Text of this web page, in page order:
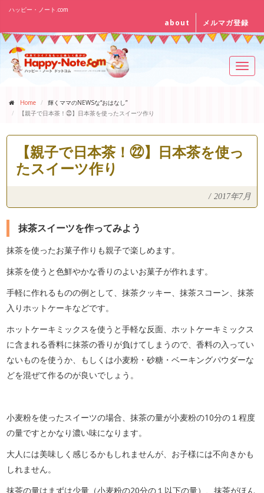
ハッピー・ノート.com
about メルマガ登録
Home
輝くママのNEWSな“おはなし”
【親子で日本茶！㉒】日本茶を使ったスイーツ作り
【親子で日本茶！㉒】日本茶を使っ
たスイーツ作り
/ 2017年7月
抹茶スイーツを作ってみよう
抹茶を使ったお菓子作りも親子で楽しめます。
抹茶を使うと色鮮やかな香りのよいお菓子が作れます。
手軽に作れるものの例として、抹茶クッキー、抹茶スコーン、抹茶
入りホットケーキなどです。
ホットケーキミックスを使うと手軽な反面、ホットケーキミックス
に含まれる香料に抹茶の香りが負けてしまうので、香料の入ってい
ないものを使うか、もしくは小麦粉・砂糖・ベーキングパウダーな
どを混ぜて作るのが良いでしょう。
小麦粉を使ったスイーツの場合、抹茶の量が小麦粉の10分の１程度
の量ですとかなり濃い味になります。
大人には美味しく感じるかもしれませんが、お子様には不向きかも
しれません。
抹茶の量はまずは少量（小麦粉の20分の１以下の量）、抹茶がほん